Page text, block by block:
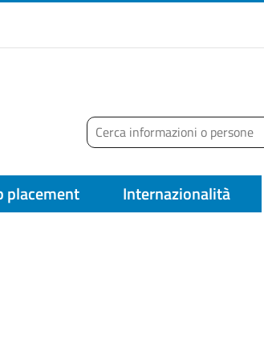
Cerca
placement Internazionalità